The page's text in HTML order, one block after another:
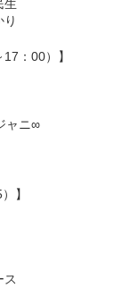
：00）】
ャニ∞
】